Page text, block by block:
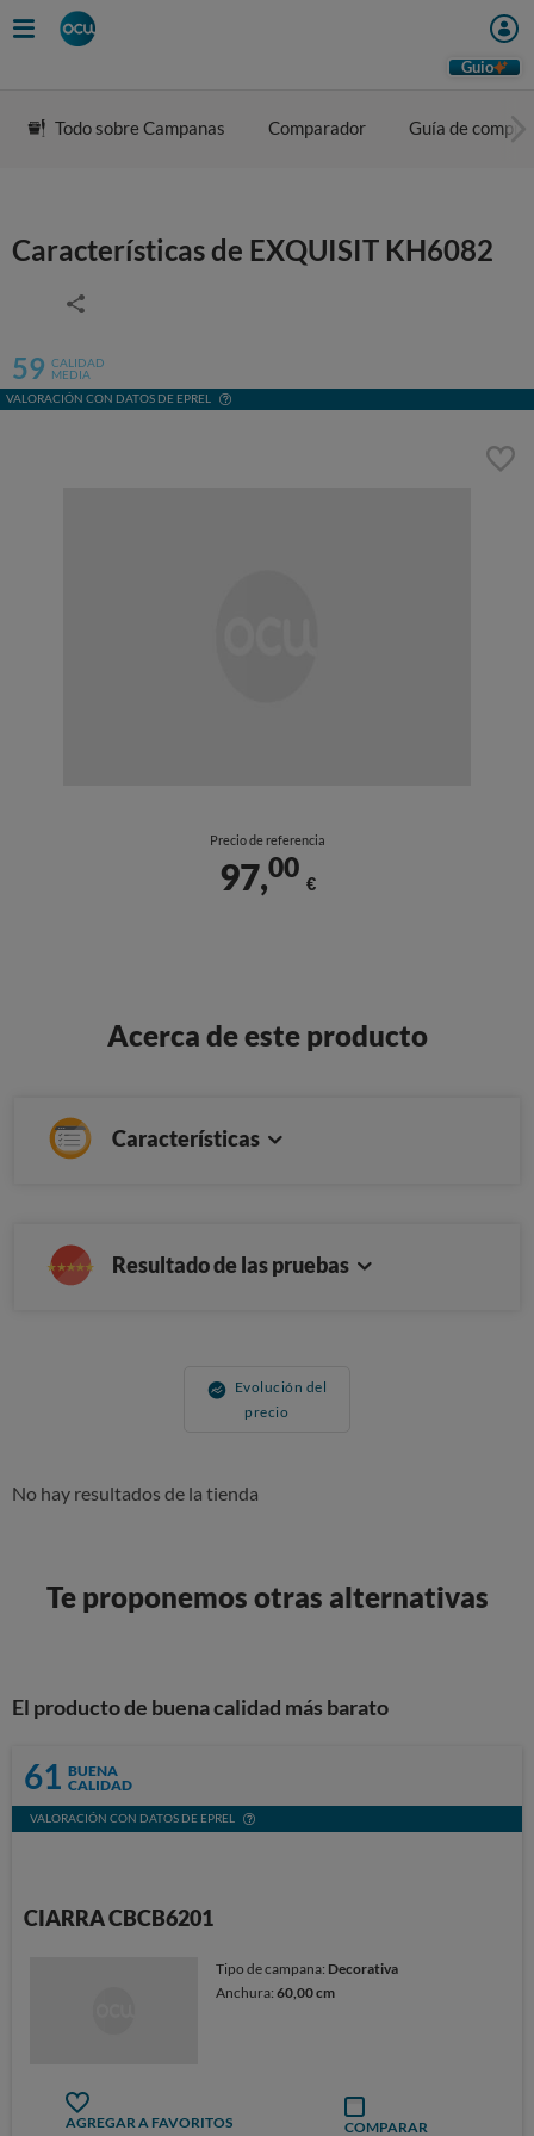
Guio
Todo sobre Campanas Comparador Guía de compra
Características de EXQUISIT KH6082
59 CALIDAD
MEDIA
VALORACIÓN CON DATOS DE EPREL
Precio de referencia
97,00
€
Acerca de este producto
Características
Resultado de las pruebas
Evolución del
precio
No hay resultados de la tienda
Te proponemos otras alternativas
El producto de buena calidad más barato
61 BUENA
CALIDAD
VALORACIÓN CON DATOS DE EPREL
CIARRA CBCB6201
Tipo de campana: Decorativa
Anchura:60,00 cm
AGREGAR A FAVORITOS COMPARAR